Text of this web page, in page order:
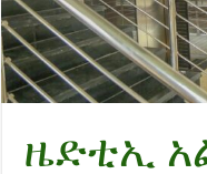
ዜድቲኢ